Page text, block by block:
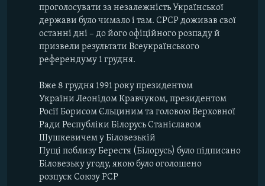
проголосувати за незалежність Української
держави було чимало і там. СРСР доживав свої
останні дні – до його офіційного розпаду й
призвели результати Всеукраїнського
референдуму 1 грудня.
Вже 8 грудня 1991 року президентом
України Леонідом Кравчуком, президентом
Росії Борисом Єльциним та головою Верховної
Ради Республіки Білорусь Станіславом
Шушкевичем у Біловезькій
Пущі поблизу Берестя (Білорусь) було підписано
Біловезьку угоду, якою було оголошено
розпуск Союзу РСР